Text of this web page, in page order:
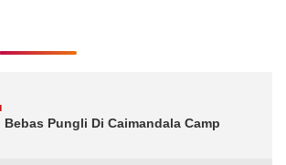
Pungli Di Caimandala Camp